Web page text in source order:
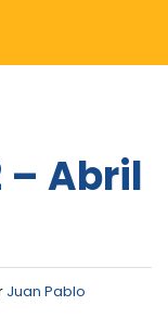
– Abril
Juan Pablo